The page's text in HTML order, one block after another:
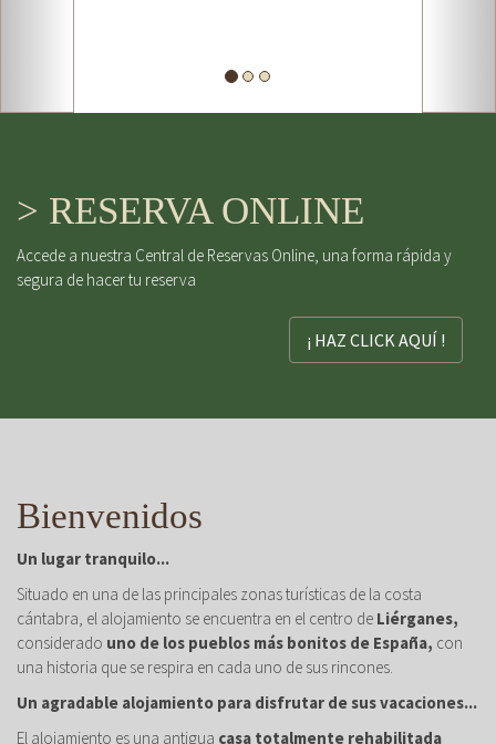
> RESERVA ONLINE
Accede a nuestra Central de Reservas Online, una forma rápida y
segura de hacer tu reserva
¡ HAZ CLICK AQUÍ !
Bienvenidos
Un lugar tranquilo...
Situado en una de las principales zonas turísticas de la costa
cántabra, el alojamiento se encuentra en el centro de Liérganes,
considerado uno de los pueblos más bonitos de España, con
una historia que se respira en cada uno de sus rincones.
Un agradable alojamiento para disfrutar de sus vacaciones...
El alojamiento es una antigua casa totalmente rehabilitada